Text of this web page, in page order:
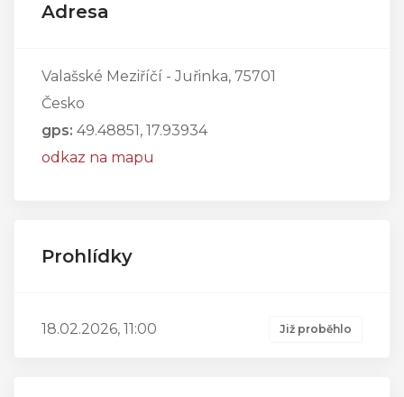
Adresa
Valašské Meziříčí - Juřinka, 75701
Česko
gps: 49.48851, 17.93934
odkaz na mapu
Prohlídky
18.02.2026, 11:00 Již proběhlo